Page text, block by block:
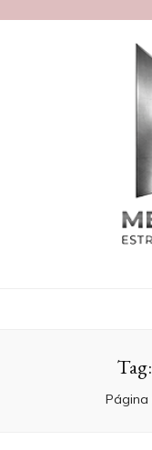
Tag:
Página